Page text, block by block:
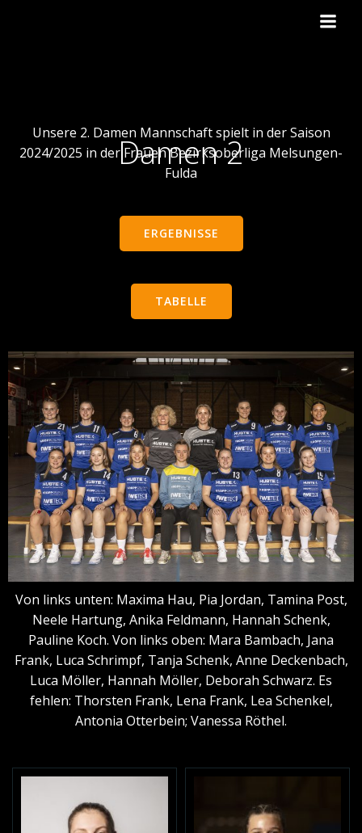
Damen 2
Unsere 2. Damen Mannschaft spielt in der Saison
2024/2025 in der Frauen Bezirksoberliga Melsungen-
Fulda
ERGEBNISSE
TABELLE
Von links unten: Maxima Hau, Pia Jordan, Tamina Post,
Neele Hartung, Anika Feldmann, Hannah Schenk,
Pauline Koch. Von links oben: Mara Bambach, Jana
Frank, Luca Schrimpf, Tanja Schenk, Anne Deckenbach,
Luca Möller, Hannah Möller, Deborah Schwarz. Es
fehlen: Thorsten Frank, Lena Frank, Lea Schenkel,
Antonia Otterbein; Vanessa Röthel.